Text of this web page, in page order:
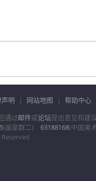
明 | 网站地图 | 帮助中心
通过邮件或论坛提出意见和建
(画家群二) 63188168(中国美